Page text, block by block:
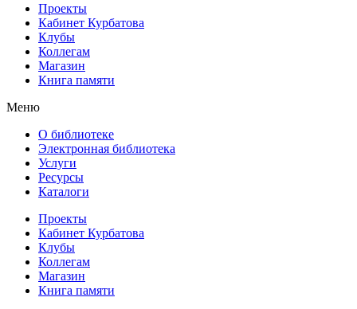
Проекты
Кабинет Курбатова
Клубы
Коллегам
Магазин
Книга памяти
Меню
О библиотеке
Электронная библиотека
Услуги
Ресурсы
Каталоги
Проекты
Кабинет Курбатова
Клубы
Коллегам
Магазин
Книга памяти